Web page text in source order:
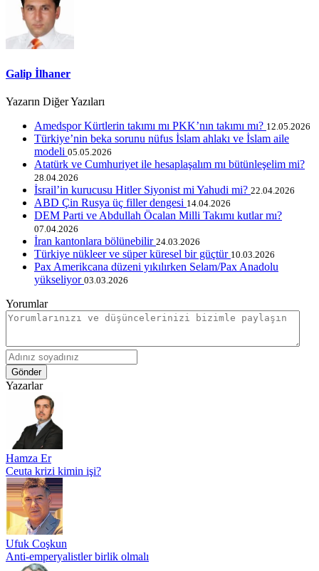
Galip İlhaner
Yazarın Diğer Yazıları
Amedspor Kürtlerin takımı mı PKK’nın takımı mı? 12.05.2026
Türkiye’nin beka sorunu nüfus İslam ahlakı ve İslam aile
modeli 05.05.2026
Atatürk ve Cumhuriyet ile hesaplaşalım mı bütünleşelim mi?
28.04.2026
İsrail’in kurucusu Hitler Siyonist mi Yahudi mi? 22.04.2026
ABD Çin Rusya üç filler dengesi 14.04.2026
DEM Parti ve Abdullah Öcalan Milli Takımı kutlar mı?
07.04.2026
İran kantonlara bölünebilir 24.03.2026
Türkiye nükleer ve süper küresel bir güçtür 10.03.2026
Pax Amerikcana düzeni yıkılırken Selam/Pax Anadolu
yükseliyor 03.03.2026
Yorumlar
Gönder
Yazarlar
Hamza Er
Ceuta krizi kimin işi?
Ufuk Coşkun
Anti-emperyalistler birlik olmalı